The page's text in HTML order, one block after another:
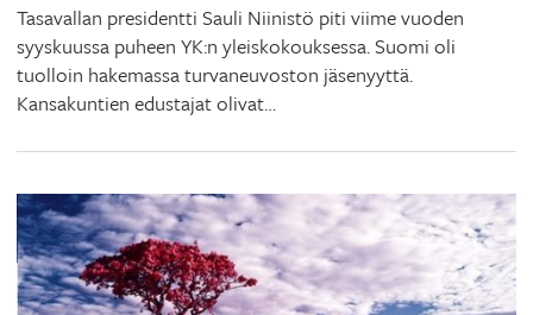
Tasavallan presidentti Sauli Niinistö piti viime vuoden
syyskuussa puheen YK:n yleiskokouksessa. Suomi oli
tuolloin hakemassa turvaneuvoston jäsenyyttä.
Kansakuntien edustajat olivat…